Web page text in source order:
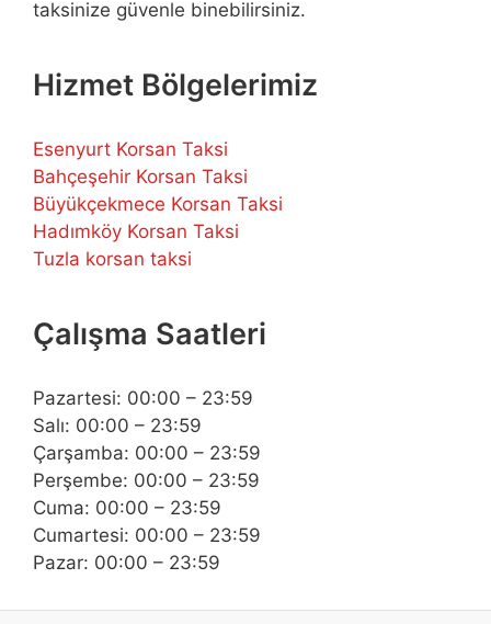
taksinize güvenle binebilirsiniz.
Hizmet Bölgelerimiz
Esenyurt Korsan Taksi
Bahçeşehir Korsan Taksi
Büyükçekmece Korsan Taksi
Hadımköy Korsan Taksi
Tuzla korsan taksi
Çalışma Saatleri
Pazartesi: 00:00 – 23:59
Salı: 00:00 – 23:59
Çarşamba: 00:00 – 23:59
Perşembe: 00:00 – 23:59
Cuma: 00:00 – 23:59
Cumartesi: 00:00 – 23:59
Pazar: 00:00 – 23:59